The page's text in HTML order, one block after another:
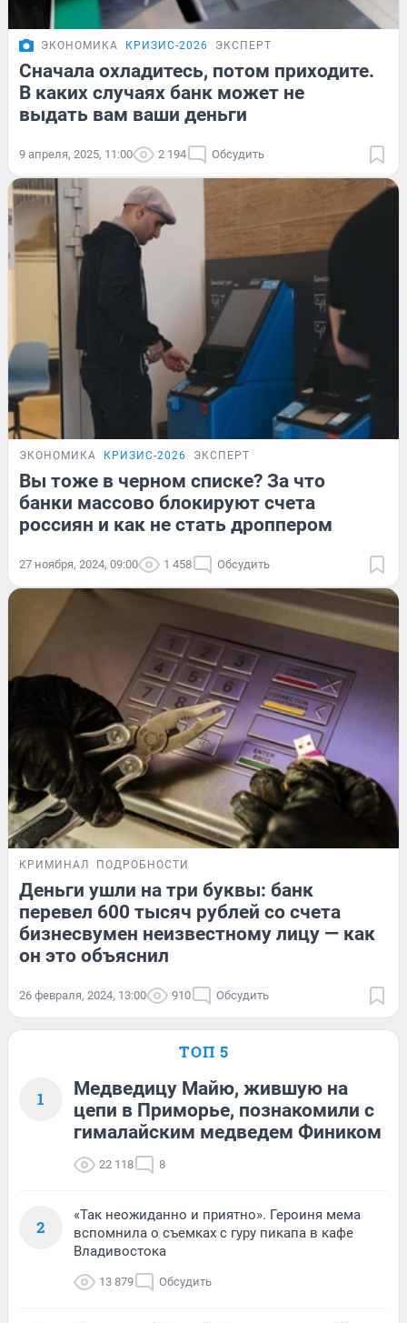
ЭКОНОМИКА КРИЗИС-2026 ЭКСПЕРТ
Сначала охладитесь, потом приходите.
В каких случаях банк может не
выдать вам ваши деньги
9 апреля, 2025, 11:00 2 194 Обсудить
ЭКОНОМИКА КРИЗИС-2026 ЭКСПЕРТ
Вы тоже в черном списке? За что
банки массово блокируют счета
россиян и как не стать дроппером
27 ноября, 2024, 09:00 1 458 Обсудить
КРИМИНАЛ ПОДРОБНОСТИ
Деньги ушли на три буквы: банк
перевел 600 тысяч рублей со счета
бизнесвумен неизвестному лицу — как
он это объяснил
26 февраля, 2024, 13:00 910 Обсудить
ТОП 5
1
Медведицу Майю, жившую на
цепи в Приморье, познакомили с
гималайским медведем Фиником
22 118 8
2
«Так неожиданно и приятно». Героиня мема
вспомнила о съемках с гуру пикапа в кафе
Владивостока
13 879 Обсудить